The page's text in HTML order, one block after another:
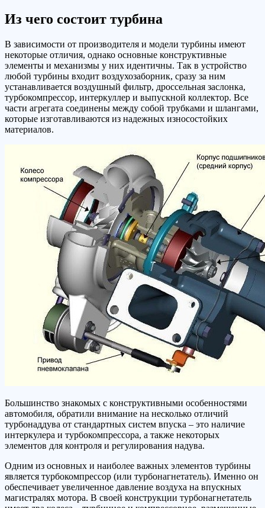
Из чего состоит турбина
В зависимости от производителя и модели турбины имеют
некоторые отличия, однако основные конструктивные
элементы и механизмы у них идентичны. Так в устройство
любой турбины входит воздухозаборник, сразу за ним
устанавливается воздушный фильтр, дроссельная заслонка,
турбокомпрессор, интеркуллер и выпускной коллектор. Все
части агрегата соединены между собой трубками и шлангами,
которые изготавливаются из надежных износостойких
материалов.
Большинство знакомых с конструктивными особенностями
автомобиля, обратили внимание на несколько отличий
турбонаддува от стандартных систем впуска – это наличие
интеркулера и турбокомпрессора, а также некоторых
элементов для контроля и регулирования надува.
Одним из основных и наиболее важных элементов турбины
является турбокомпрессор (или турбонагнетатель). Именно он
обеспечивает увеличенное давление воздуха на впускных
магистралях мотора. В своей конструкции турбонагнетатель